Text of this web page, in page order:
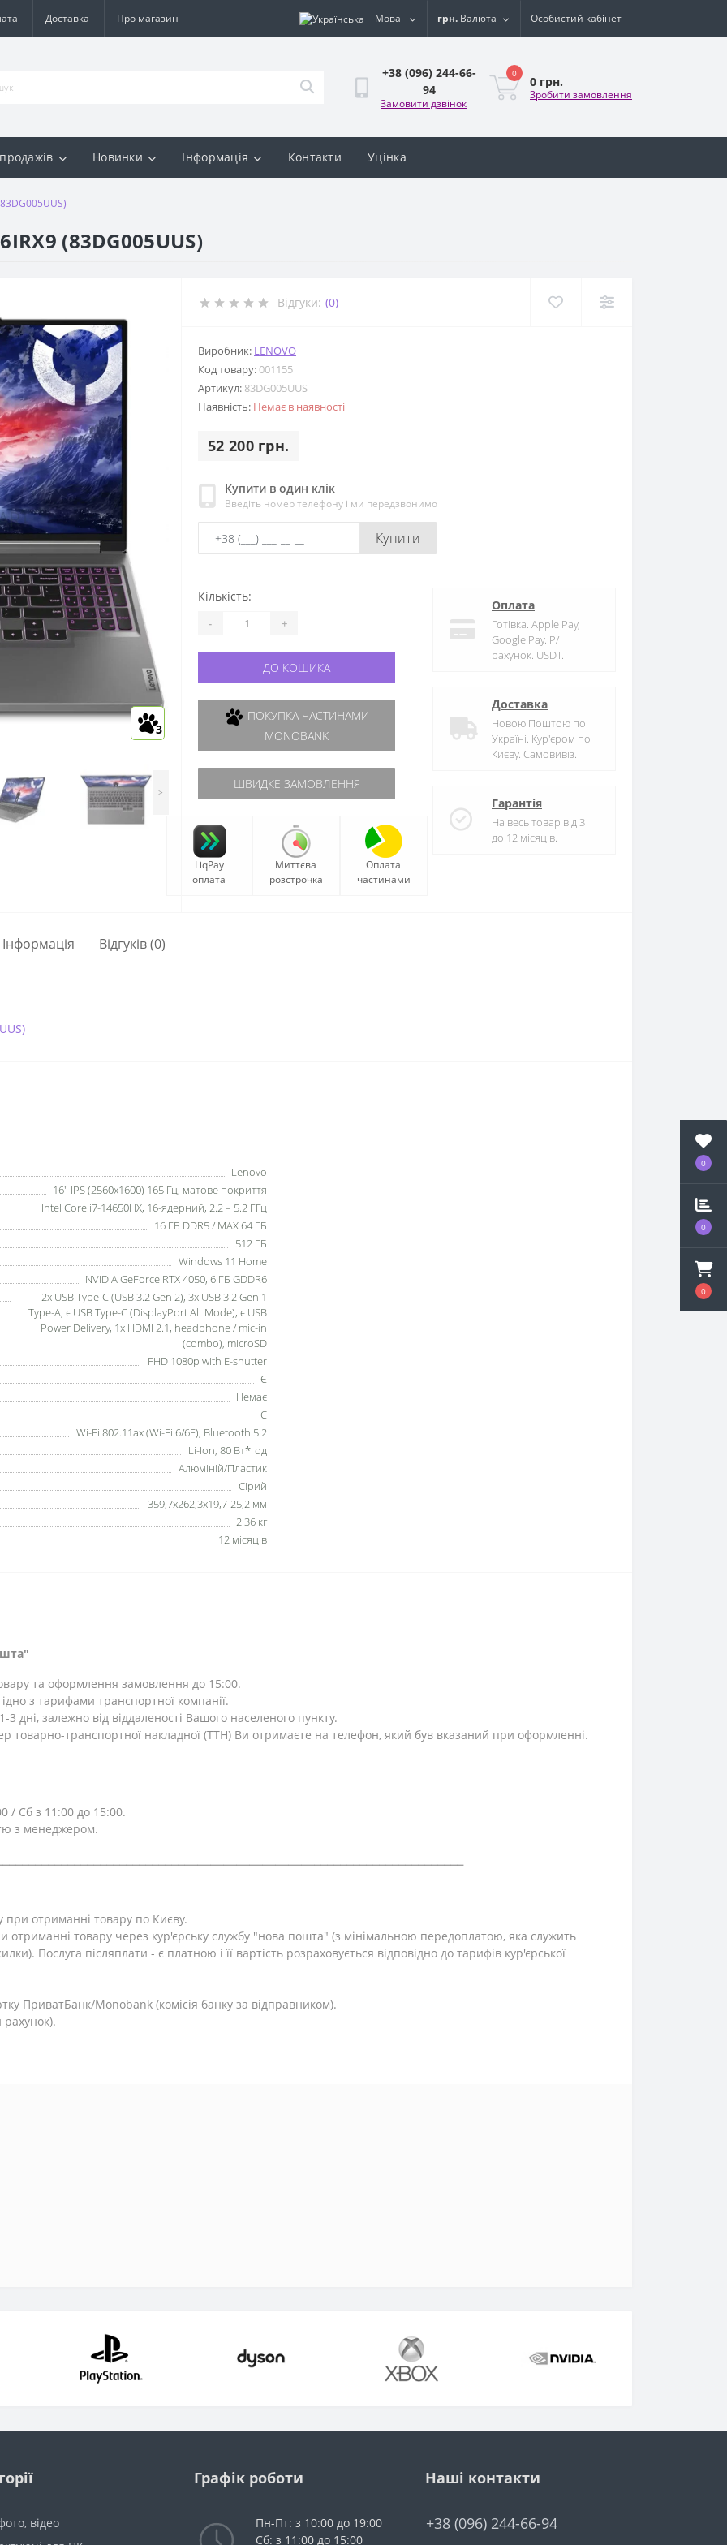
0
0
0
Доставка Про магазин Мова грн. Валюта Особистий кабінет
+38 (096) 244-66-
94
Замовити дзвінок
0
0 грн.
Зробити замовлення
Новинки Інформація Контакти Уцінка
(83DG005UUS)
3
>
Відгуки: (0)
Виробник: LENOVO
Код товару:001155
Артикул: 83DG005UUS
Наявність: Немає в наявності
52 200 грн.
Купити в один клік
Введіть номер телефону і ми передзвонимо
Купити
Кількість:
- +
ДО КОШИКА
MONOBANK
ШВИДКЕ ЗАМОВЛЕННЯ
LiqPay
оплата
Миттєва
розстрочка
Оплата
частинами
Оплата
Готівка. Apple Pay,
Google Pay. Р/
рахунок. USDT.
Доставка
Новою Поштою по
Україні. Кур'єром по
Києву. Самовивіз.
Гарантія
На весь товар від 3
до 12 місяців.
Iнформація Відгуків (0)
Lenovo
16" IPS (2560x1600) 165 Гц, матове покриття
Intel Core i7-14650HX, 16-ядерний, 2.2 – 5.2 ГГц
16 ГБ DDR5 / MAX 64 ГБ
512 ГБ
Windows 11 Home
NVIDIA GeForce RTX 4050, 6 ГБ GDDR6
2x USB Type-C (USB 3.2 Gen 2), 3x USB 3.2 Gen 1
Type-A, є USB Type-C (DisplayPort Alt Mode), є USB
Power Delivery, 1x HDMI 2.1, headphone / mic-in
(combo), microSD
FHD 1080p with E-shutter
Є
Немає
Є
Wi-Fi 802.11ax (Wi-Fi 6/6E), Bluetooth 5.2
Li-Ion, 80 Вт*год
Алюміній/Пластик
Сірий
359,7x262,3x19,7-25,2 мм
2.36 кг
12 місяців
та оформлення замовлення до 15:00.
з тарифами транспортної компанії.
дні, залежно від віддаленості Вашого населеного пункту.
товарно-транспортної накладної (ТТН) Ви отримаєте на телефон, який був вказаний при оформленні.
/ Сб з 11:00 до 15:00.
з менеджером.
при отриманні товару по Києву.
отриманні товару через кур'єрську службу "нова пошта" (з мінімальною передоплатою, яка служить
Послуга післяплати - є платною і її вартість розраховується відповідно до тарифів кур'єрської
ПриватБанк/Monobank (комісія банку за відправником).
відео
Графік роботи
Пн-Пт: з 10:00 до 19:00
Сб: з 11:00 до 15:00
Наші контакти
+38 (096) 244-66-94